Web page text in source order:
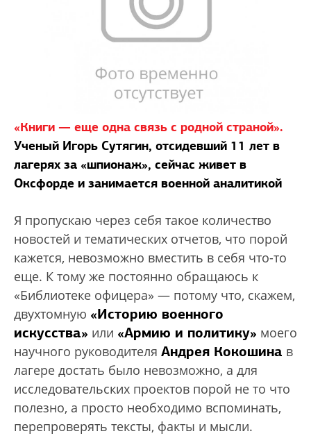
«Книги — еще одна связь с родной страной».
Ученый Игорь Сутягин, отсидевший 11 лет в
лагерях за «шпионаж», сейчас живет в
Оксфорде и занимается военной аналитикой
Я пропускаю через себя такое количество
новостей и тематических отчетов, что порой
кажется, невозможно вместить в себя что-то
еще. К тому же постоянно обращаюсь к
«Библиотеке офицера» — потому что, скажем,
двухтомную «Историю военного
искусства» или «Армию и политику» моего
научного руководителя Андрея Кокошина в
лагере достать было невозможно, а для
исследовательских проектов порой не то что
полезно, а просто необходимо вспоминать,
перепроверять тексты, факты и мысли.